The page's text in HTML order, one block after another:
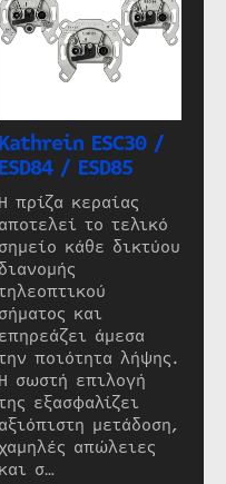
Kathrein ESC30 /
ESD84 / ESD85
Η πρίζα κεραίας
αποτελεί το τελικό
σημείο κάθε δικτύου
διανομής
σήματος και
επηρεάζει άμεσα
ποιότητα λήψης.
Η σωστή επιλογή
εξασφαλίζει
αξιόπιστη μετάδοση,
απώλειες
και σ…